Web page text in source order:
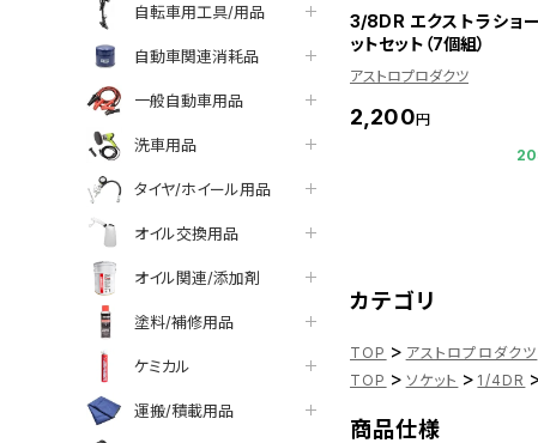
自転車用工具/用品
自動車関連消耗品
一般自動車用品
洗車用品
タイヤ/ホイール用品
オイル交換用品
オイル関連/添加剤
塗料/補修用品
ケミカル
運搬/積載用品
3/8DR エクストラショ
ットセット（7個組）
アストロプロダクツ
2,200円
20
カテゴリ
TOP > アストロプロダクツ
TOP > ソケット > 1/4DR
商品仕様